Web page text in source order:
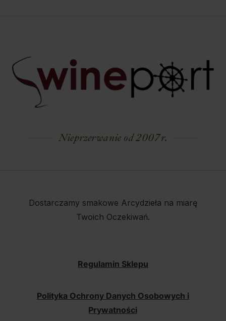
Nieprzerwanie od 2007 r.
Dostarczamy smakowe Arcydzieła na miarę
Twoich Oczekiwań.
Regulamin Sklepu
Polityka Ochrony Danych Osobowych i
Prywatności